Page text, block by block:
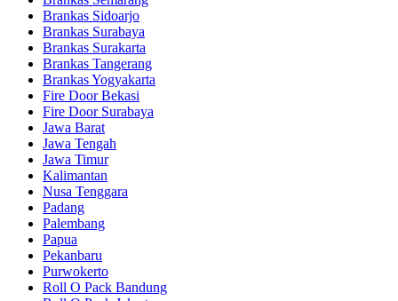
Brankas Sidoarjo
Brankas Surabaya
Brankas Surakarta
Brankas Tangerang
Brankas Yogyakarta
Fire Door Bekasi
Fire Door Surabaya
Jawa Barat
Jawa Tengah
Jawa Timur
Kalimantan
Nusa Tenggara
Padang
Palembang
Papua
Pekanbaru
Purwokerto
Roll O Pack Bandung